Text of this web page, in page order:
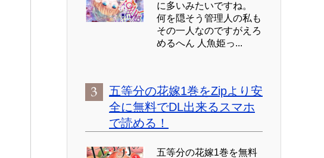
に多いみたいですね。
何を隠そう管理人の私も
その一人なのですがえろ
めるへん 人魚姫っ...
五等分の花嫁1巻をZipより安
全に無料でDL出来るスマホ
で読める！
五等分の花嫁1巻を無料